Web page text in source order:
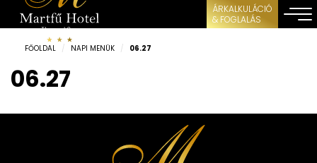
ÁRKALKULÁCIÓ
& FOGLALÁS
FŐOLDAL / NAPI MENÜK / 06.27
06.27